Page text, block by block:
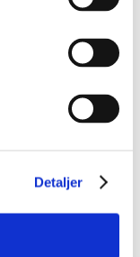
Detaljer
kommuner - Geodata AS